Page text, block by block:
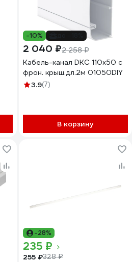
-10%
2 040 ₽2 258 ₽
Кабель-канал DKC 110x50 с
фрон. крыш.дл.2м 01050DIY
3.9(7)
В корзину
-28%
235 ₽
255 ₽328 ₽